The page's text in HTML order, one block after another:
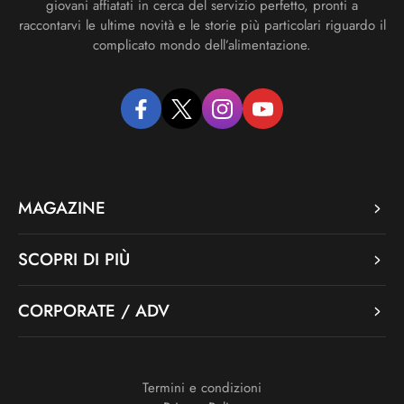
giovani affiatati in cerca del servizio perfetto, pronti a
raccontarvi le ultime novità e le storie più particolari riguardo il
complicato mondo dell’alimentazione.
facebooktwitter instagramyoutube
MAGAZINE
SCOPRI DI PIÙ
CORPORATE / ADV
Termini e condizioni